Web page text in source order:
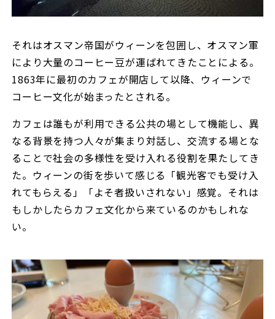
それはオスマン帝国がウィーンを包囲し、オスマン軍
により大量のコーヒー豆が運ばれてきたことによる。
1863年に最初のカフェが開店して以降、ウィーンで
コーヒー文化が始まったとされる。
カフェは誰もが利用できる公共の場として機能し、異
なる背景を持つ人々が集まり対話し、交流する場とな
ることで社会の多様性を受け入れる役割を果たしてき
た。ウィーンの街を歩いて感じる「観光客でも受け入
れてもらえる」「よそ者扱いされない」感覚。それは
もしかしたらカフェ文化から来ているのかもしれな
い。